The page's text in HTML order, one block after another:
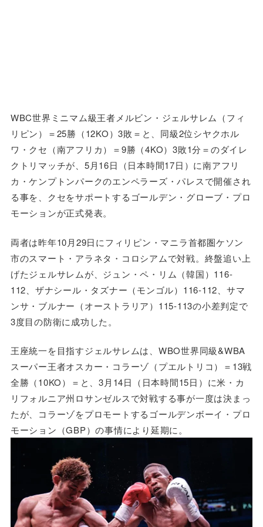
WBC世界ミニマム級王者メルビン・ジェルサレム（フィ
リピン）＝25勝（12KO）3敗＝と、同級2位シヤクホル
ワ・クセ（南アフリカ）＝9勝（4KO）3敗1分＝のダイレ
クトリマッチが、5月16日（日本時間17日）に南アフリ
カ・ケンプトンパークのエンペラーズ・パレスで開催され
る事を、クセをサポートするゴールデン・グローブ・プロ
モーションが正式発表。
両者は昨年10月29日にフィリピン・マニラ首都圏ケソン
市のスマート・アラネタ・コロシアムで対戦。終盤追い上
げたジェルサレムが、ジュン・ペ・リム（韓国）116-
112、ザナシール・タズナー（モンゴル）116-112、サマ
ンサ・ブルナー（オーストラリア）115-113の小差判定で
3度目の防衛に成功した。
王座統一を目指すジェルサレムは、WBO世界同級&WBA
スーパー王者オスカー・コラーゾ（プエルトリコ）＝13戦
全勝（10KO）＝と、3月14日（日本時間15日）に米・カ
リフォルニア州ロサンゼルスで対戦する事が一度は決まっ
たが、コラーゾをプロモートするゴールデンボーイ・プロ
モーション（GBP）の事情により延期に。